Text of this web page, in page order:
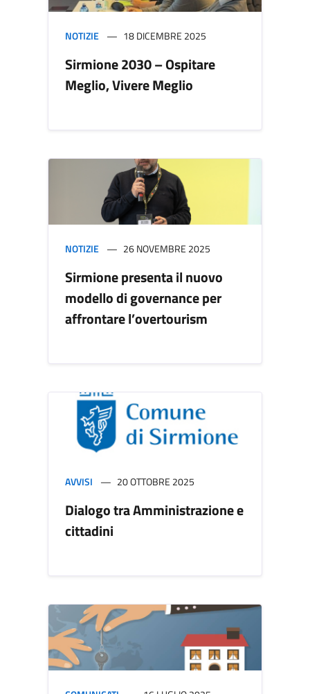
NOTIZIE 18 DICEMBRE 2025
Sirmione 2030 – Ospitare
Meglio, Vivere Meglio
NOTIZIE 26 NOVEMBRE 2025
Sirmione presenta il nuovo
modello di governance per
affrontare l’overtourism
AVVISI 20 OTTOBRE 2025
Dialogo tra Amministrazione e
cittadini